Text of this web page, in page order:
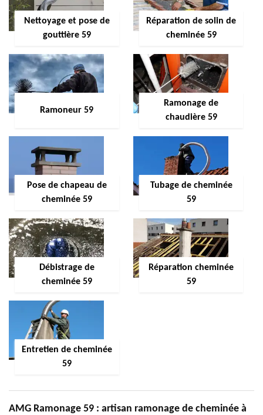
Nettoyage et pose de
gouttière 59
Réparation de solin de
cheminée 59
Ramoneur 59
Ramonage de
chaudière 59
Pose de chapeau de
cheminée 59
Tubage de cheminée
59
Débistrage de
cheminée 59
Réparation cheminée
59
Entretien de cheminée
59
AMG Ramonage 59 : artisan ramonage de cheminée à